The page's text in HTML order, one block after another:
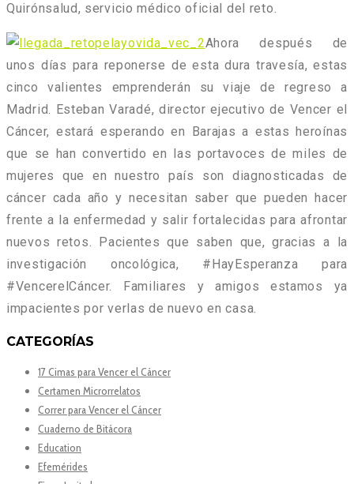
Quirónsalud, servicio médico oficial del reto.
Ahora después de
unos días para reponerse de esta dura travesía, estas
cinco valientes emprenderán su viaje de regreso a
Madrid. Esteban Varadé, director ejecutivo de Vencer el
Cáncer, estará esperando en Barajas a estas heroínas
que se han convertido en las portavoces de miles de
mujeres que en nuestro país son diagnosticadas de
cáncer cada año y necesitan saber que pueden hacer
frente a la enfermedad y salir fortalecidas para afrontar
nuevos retos. Pacientes que saben que, gracias a la
investigación oncológica, #HayEsperanza para
#VencerelCáncer. Familiares y amigos estamos ya
impacientes por verlas de nuevo en casa.
CATEGORÍAS
17 Cimas para Vencer el Cáncer
Certamen Microrrelatos
Correr para Vencer el Cáncer
Cuaderno de Bitácora
Education
Efemérides